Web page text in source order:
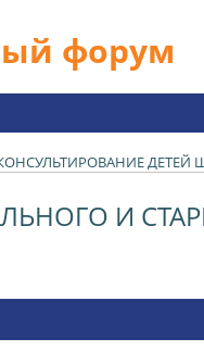
форум
ДЕТЕЙ
И